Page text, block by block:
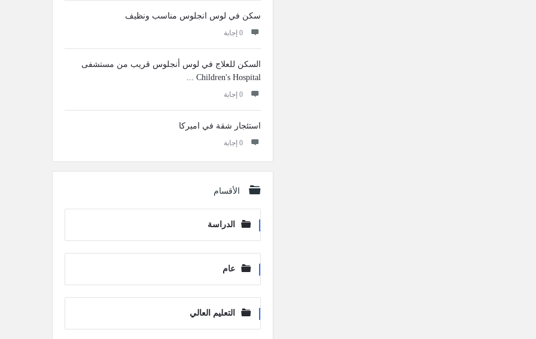
سكن في لوس انجلوس مناسب ونظيف
‫0 إجابة
السكن للعلاج في لوس أنجلوس قريب من مستشفى
Children's Hospital ...
‫0 إجابة
استئجار شقة في اميركا
‫0 إجابة
الأقسام
الدراسة
عام
التعليم العالي